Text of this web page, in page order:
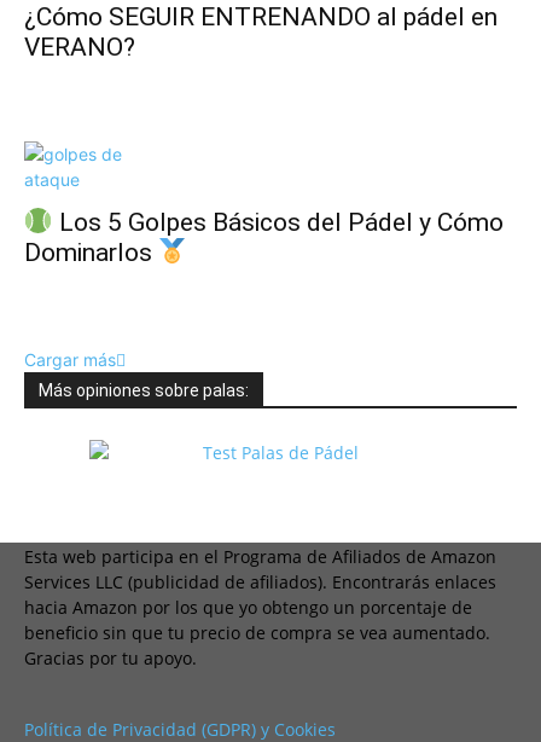
¿Cómo SEGUIR ENTRENANDO al pádel en
VERANO?
Los 5 Golpes Básicos del Pádel y Cómo
Dominarlos
Cargar más
Más opiniones sobre palas:
Esta web participa en el Programa de Afiliados de Amazon
Services LLC (publicidad de afiliados). Encontrarás enlaces
hacia Amazon por los que yo obtengo un porcentaje de
beneficio sin que tu precio de compra se vea aumentado.
Gracias por tu apoyo.
Política de Privacidad (GDPR) y Cookies